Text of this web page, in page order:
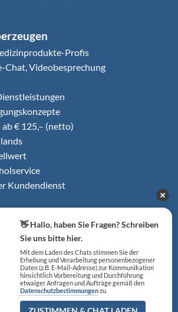
Profis
Chat, Videobesprechung
€ 125,– (netto)
Kundendienst
QM-System
13485
👋 Hallo, haben Sie Fragen? Schreiben
Sie uns bitte hier.
Mit dem Laden des Chats stimmen Sie der
Erhebung und Verarbeitung personenbezogener
Daten (z.B. E-Mail-Adresse) zur Kommunikation
hinsichtlich Vorbereitung und Durchführung
etwaiger Anfragen und Aufträge gemäß den
Datenschutzbestimmungenzu.